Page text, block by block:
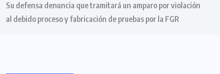
Su defensa denuncia que tramitará un amparo por violación
al debido proceso y fabricación de pruebas por la FGR